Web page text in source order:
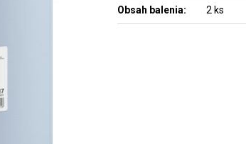
Obsah balenia: 2 ks